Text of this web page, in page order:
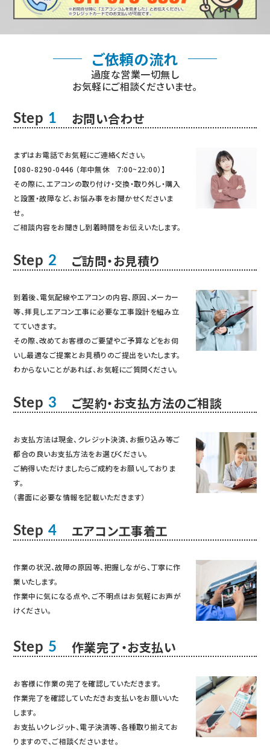
ご依頼の流れ
過度な営業一切無し
お気軽にご相談くださいませ。
Step 1 お問い合わせ
まずはお電話でお気軽にご連絡ください。
【080-8290-0446 （年中無休 7:00~22:00）】
その際に、エアコンの取り付け・交換・取り外し・購入
と設置・故障など、お悩み事をお聞かせくださいま
せ。
ご相談内容をお聞きし到着時間をお伝えいたします。
Step 2 ご訪問・お見積り
到着後、電気配線やエアコンの内容、原因、メーカー
等、拝見しエアコン工事に必要な工事設計を組み立
てていきます。
その際、改めてお客様のご要望やご予算などをお伺
いし最適なご提案とお見積りのご提出をいたします。
わからないことがあれば、お気軽にご質問ください。
Step 3 ご契約・お支払方法のご相談
お支払方法は現金、クレジット決済、お振り込み等ご
都合の良いお支払方法をお選びください。
ご納得いただけましたらご成約をお願いしておりま
す。
（書面に必要な情報を記載いただきます）
Step 4 エアコン工事着工
作業の状況、故障の原因等、把握しながら、丁寧に作
業いたします。
作業中に気になる点や、ご不明点はお気軽にお声が
けください。
Step 5 作業完了・お支払い
お客様に作業の完了を確認していただきます。
作業完了を確認していただきお支払いをお願いいた
します。
お支払いクレジット、電子決済等、各種取り揃えてお
りますので、ご相談くださいませ。